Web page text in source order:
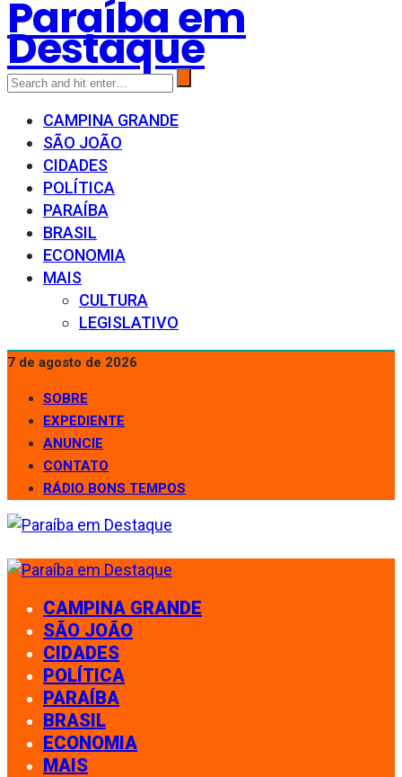
Paraíba em
Destaque
CAMPINA GRANDE
SÃO JOÃO
CIDADES
POLÍTICA
PARAÍBA
BRASIL
ECONOMIA
MAIS
CULTURA
LEGISLATIVO
7 de agosto de 2026
SOBRE
EXPEDIENTE
ANUNCIE
CONTATO
RÁDIO BONS TEMPOS
CAMPINA GRANDE
SÃO JOÃO
CIDADES
POLÍTICA
PARAÍBA
BRASIL
ECONOMIA
MAIS